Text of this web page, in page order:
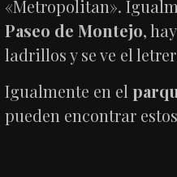
«Metropolitan».
Paseo de Montejo,
ladrillos y se ve el
Igualmente en el
pueden encontrar